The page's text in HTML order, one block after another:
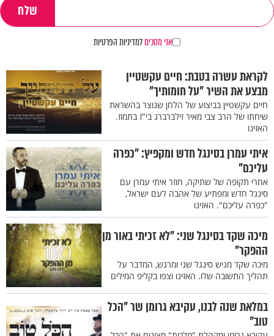
אני מסכיםלמדיניות הפרטיות
לקראת עשרה בטבת: חיים עקשטיין
מבצע את השיר "על חומותיך"
חיים עקשטיין בביצוע של הלחן שנוצר בהשראת
שיחתו של הרב צבי מאיר זילברברג בי"ז בתמוז.
האזינו
איתי עמרן בסינגל חדש ומקפיץ: "כפרה
עליכם"
אחרי תקופה של שתיקה, חוזר איתי עמרן עם
סינגל חדש ומפתיע של אהבה לעם ישראל,
"כפרה עליכם". האזינו
מיכה שקד בסינגל שני: "לא זכיתי באור מן
ההפקר"
מיכה שקד מגיש סינגל שני ומרגש, המדבר על
תהליך התשובה שלו. האזינו וצפו בקליפ המילים
במלאת שנה לבנו, עקיבא גרומן שר "הכל
טוב"